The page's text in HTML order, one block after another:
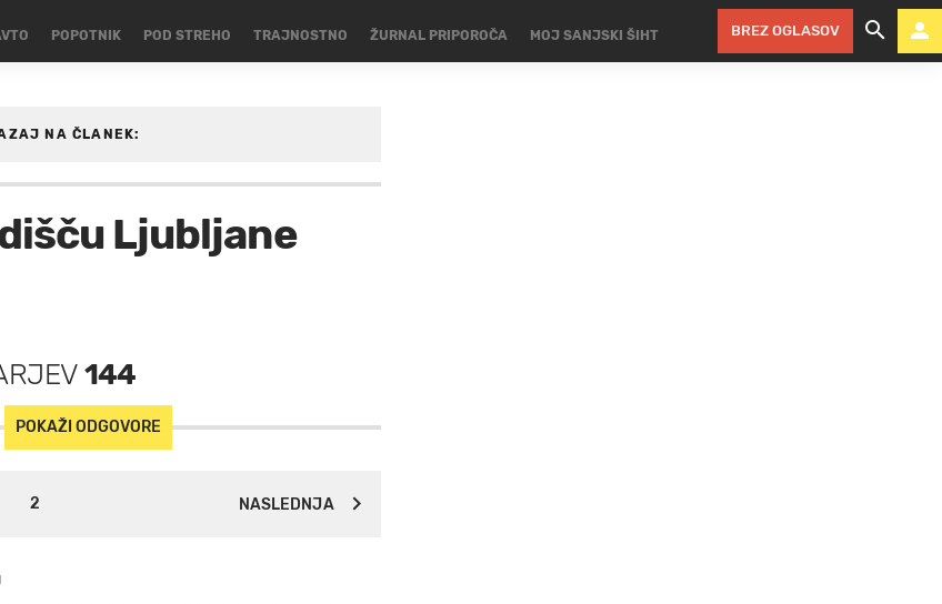
POPOTNIK POD STREHO TRAJNOSTNO ŽURNAL PRIPOROČA MOJ SANJSKI ŠIHT BREZ OGLASOV
Ljubljane
NA ČLANEK:
144
POKAŽI ODGOVORE
2 NASLEDNJA